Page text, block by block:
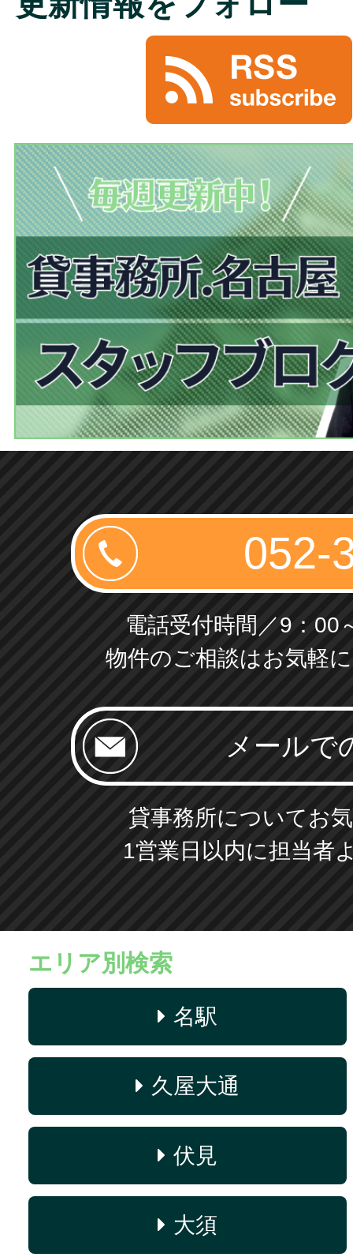
電話受付時間／9：00
物件のご相談はお気軽
貸事務所についてお
1営業日以内に担当者
エリア別検索
名駅
久屋大通
伏見
大須